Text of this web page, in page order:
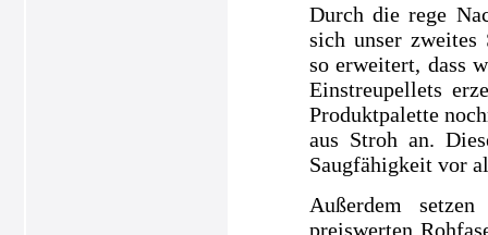
Durch die rege
sich unser zweites
so erweitert, dass
Einstreupellets
Produktpalette
aus Stroh an.
Saugfähigkeit vor
Außerdem
preiswerten